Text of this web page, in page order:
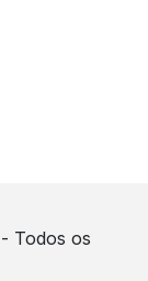
- Todos os